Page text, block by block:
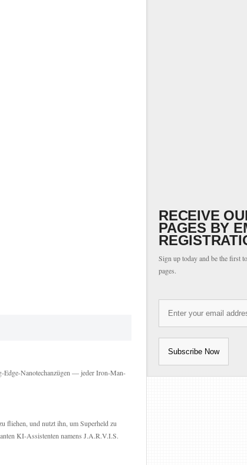
Edge-Nanotechanzügen — jeder Iron-Man-
fliehen, und nutzt ihn, um Superheld zu
KI-Assistenten namens J.A.R.V.I.S.
RECEIVE
PAGES BY
Sign up today and be the first
pages.